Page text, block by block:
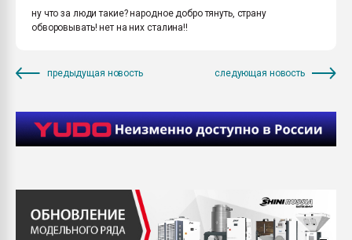
ну что за люди такие? народное добро тянуть, страну
обворовывать! нет на них сталина!!
предыдущая новость следующая новость